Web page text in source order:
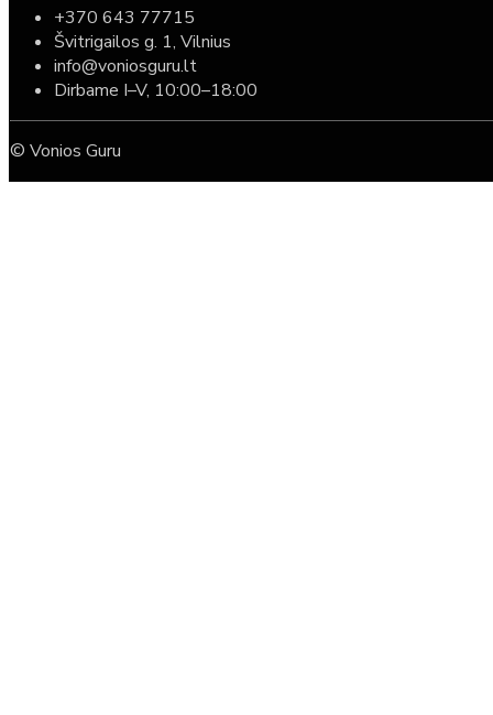
+370 643 77715
Švitrigailos g. 1, Vilnius
info@voniosguru.lt
Dirbame I–V, 10:00–18:00
© Vonios Guru